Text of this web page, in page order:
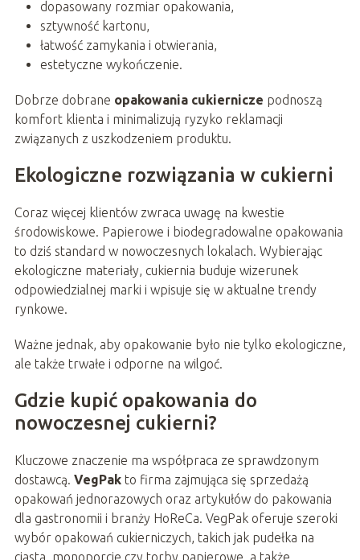
dopasowany rozmiar opakowania,
sztywność kartonu,
łatwość zamykania i otwierania,
estetyczne wykończenie.
Dobrze dobrane opakowania cukiernicze podnoszą
komfort klienta i minimalizują ryzyko reklamacji
związanych z uszkodzeniem produktu.
Ekologiczne rozwiązania w cukierni
Coraz więcej klientów zwraca uwagę na kwestie
środowiskowe. Papierowe i biodegradowalne opakowania
to dziś standard w nowoczesnych lokalach. Wybierając
ekologiczne materiały, cukiernia buduje wizerunek
odpowiedzialnej marki i wpisuje się w aktualne trendy
rynkowe.
Ważne jednak, aby opakowanie było nie tylko ekologiczne,
ale także trwałe i odporne na wilgoć.
Gdzie kupić opakowania do
nowoczesnej cukierni?
Kluczowe znaczenie ma współpraca ze sprawdzonym
dostawcą. VegPakto firma zajmująca się sprzedażą
opakowań jednorazowych oraz artykułów do pakowania
dla gastronomii i branży HoReCa. VegPak oferuje szeroki
wybór opakowań cukierniczych, takich jak pudełka na
ciasta, monoporcje czy torby papierowe, a także